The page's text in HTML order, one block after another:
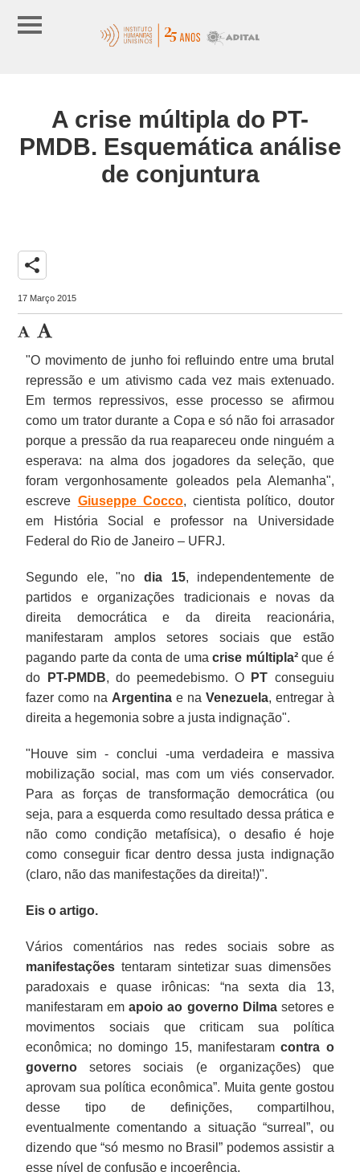
A crise múltipla do PT-
PMDB. Esquemática análise
de conjuntura
share
17 Março 2015
"O movimento de junho foi refluindo entre uma brutal
repressão e um ativismo cada vez mais extenuado.
Em termos repressivos, esse processo se afirmou
como um trator durante a Copa e só não foi arrasador
porque a pressão da rua reapareceu onde ninguém a
esperava: na alma dos jogadores da seleção, que
foram vergonhosamente goleados pela Alemanha",
escreve Giuseppe Cocco, cientista político, doutor
em História Social e professor na Universidade
Federal do Rio de Janeiro – UFRJ.
Segundo ele, "no dia 15, independentemente de
partidos e organizações tradicionais e novas da
direita democrática e da direita reacionária,
manifestaram amplos setores sociais que estão
pagando parte da conta de umacrise múltipla²que é
do
PT-PMDB, do peemedebismo. O PT conseguiu
fazer como na Argentina e na Venezuela, entregar à
direita a hegemonia sobre a justa indignação".
"Houve sim - conclui -uma verdadeira e massiva
mobilização social, mas com um viés conservador.
Para as forças de transformação democrática (ou
seja, para a esquerda como resultado dessa prática e
não como condição metafísica), o desafio é hoje
como conseguir ficar dentro dessa justa indignação
(claro, não das manifestações da direita!)".
Eis o artigo.
Vários comentários nas redes sociais sobre as
manifestações tentaram sintetizar suas dimensões
paradoxais e quase irônicas: “na sexta dia 13,
manifestaram emapoio ao governo Dilmasetores e
movimentos sociais que criticam sua política
econômica; no domingo 15, manifestaramcontra o
governo setores sociais (e organizações) que
aprovam sua política econômica”. Muita gente gostou
desse tipo de definições, compartilhou,
eventualmente comentando a situação “surreal”, ou
dizendo que “só mesmo no Brasil” podemos assistir a
esse nível de confusão e incoerência.